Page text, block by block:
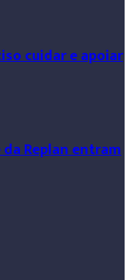
cuidar e apoiar
Replan entram